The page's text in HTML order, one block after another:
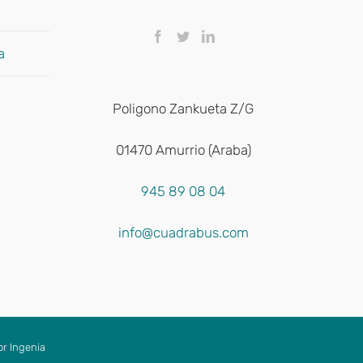
Poligono Zankueta Z/G
01470 Amurrio (Araba)
945 89 08 04
info@cuadrabus.com
Ingenia